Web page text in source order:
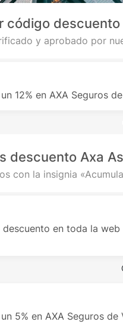
código
y aprobado por
12% en AXA Seguros
descuento Axa
con la insignia
descuento en toda la
5% en AXA Seguros de